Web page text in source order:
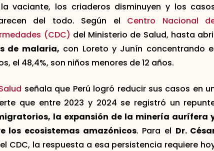
vaciante, los criaderos disminuyen y los
del todo. Según el Centro Nacional
(CDC) del Ministerio de Salud, hasta
de malaria, con Loreto y Junín concentrando
el 48,4%, son niños menores de 12 años.
señala que Perú logró reducir sus casos en
que entre 2023 y 2024 se registró un
la expansión de la minería aurífera
los ecosistemas amazónicos. Para el Dr.
CDC, la respuesta a esa persistencia requiere